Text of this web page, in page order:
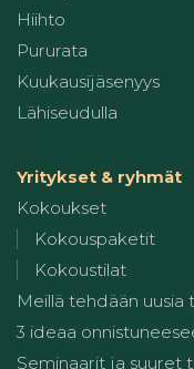
Hiihto
Pururata
Kuukausijäsenyys
Lähiseudulla
Yritykset & ryhmät
Kokoukset
Kokouspaketit
Kokoustilat
Meillä tehdään
3 ideaa
Seminaarit ja suuret